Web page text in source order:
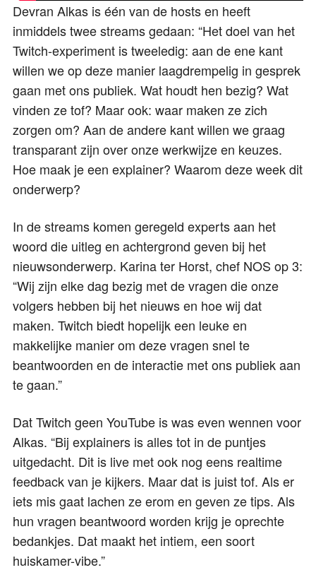
Devran Alkas is één van de hosts en heeft
inmiddels twee streams gedaan: “Het doel van het
Twitch-experiment is tweeledig: aan de ene kant
willen we op deze manier laagdrempelig in gesprek
gaan met ons publiek. Wat houdt hen bezig? Wat
vinden ze tof? Maar ook: waar maken ze zich
zorgen om? Aan de andere kant willen we graag
transparant zijn over onze werkwijze en keuzes.
Hoe maak je een explainer? Waarom deze week dit
onderwerp?
In de streams komen geregeld experts aan het
woord die uitleg en achtergrond geven bij het
nieuwsonderwerp. Karina ter Horst, chef NOS op 3:
“Wij zijn elke dag bezig met de vragen die onze
volgers hebben bij het nieuws en hoe wij dat
maken. Twitch biedt hopelijk een leuke en
makkelijke manier om deze vragen snel te
beantwoorden en de interactie met ons publiek aan
te gaan.”
Dat Twitch geen YouTube is was even wennen voor
Alkas. “Bij explainers is alles tot in de puntjes
uitgedacht. Dit is live met ook nog eens realtime
feedback van je kijkers. Maar dat is juist tof. Als er
iets mis gaat lachen ze erom en geven ze tips. Als
hun vragen beantwoord worden krijg je oprechte
bedankjes. Dat maakt het intiem, een soort
huiskamer-vibe.”